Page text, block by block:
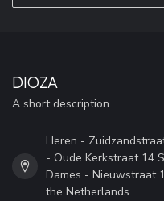
DIOZA
A short description
Heren -
- Oude Kerkstraat 14
Dames - Nieuwstraat
the Netherlands